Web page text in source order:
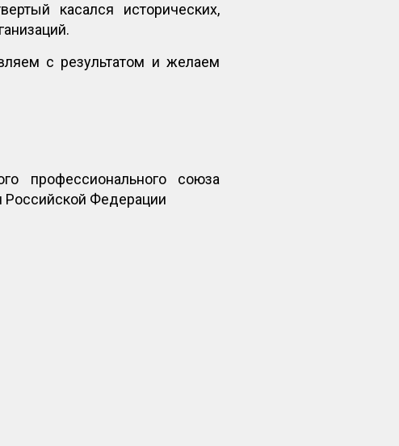
касался исторических,
с результатом и желаем
профессионального союза
Российской Федерации